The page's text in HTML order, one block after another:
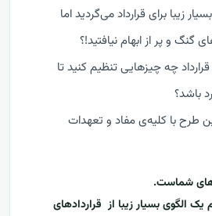
زیبا برای قرارداد می‌گردید اما
گنگ و پر از ابهام نیافتید!؟
چه چیزهایی تنظیم کنید تا
باشد؟
طرح با کلیه‌ی مفاد و تعهدات
شماست.
یک الگوی بسیار زیبا از قراردادهای